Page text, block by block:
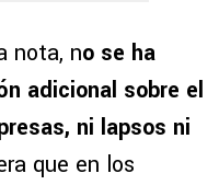
nota, no se ha
adicional sobre el
ni lapsos ni
que en los